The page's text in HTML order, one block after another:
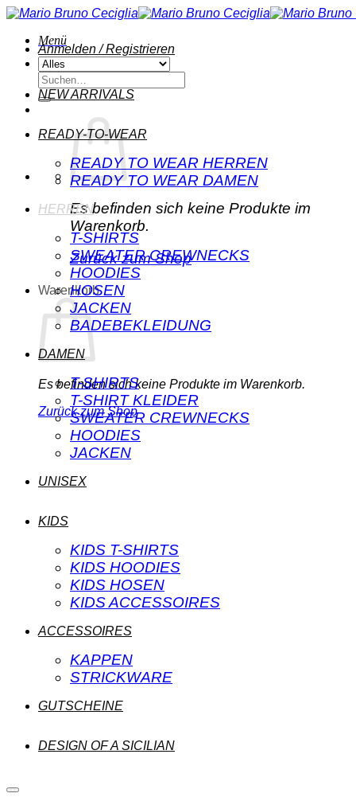
Zum
springen
Menü
Anmelden / Registrieren
Suchen
nach:
Es befinden sich keine Produkte im
Warenkorb.
Zurück zum Shop
Warenkorb
Es befinden sich keine Produkte im Warenkorb.
Zurück zum Shop
NEW ARRIVALS
READY-TO-WEAR
READY TO WEAR HERREN
READY TO WEAR DAMEN
HERREN
T-SHIRTS
SWEATER CREWNECKS
HOODIES
HOSEN
JACKEN
BADEBEKLEIDUNG
DAMEN
T-SHIRTS
T-SHIRT KLEIDER
SWEATER CREWNECKS
HOODIES
JACKEN
UNISEX
KIDS
KIDS T-SHIRTS
KIDS HOODIES
KIDS HOSEN
KIDS ACCESSOIRES
ACCESSOIRES
KAPPEN
STRICKWARE
GUTSCHEINE
DESIGN OF A SICILIAN